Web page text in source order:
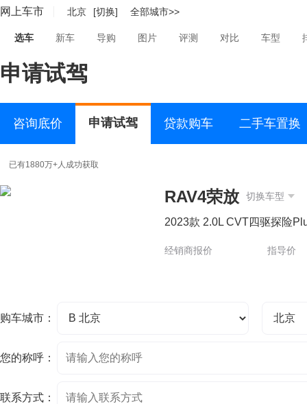
网上车市 北京 [切换] 全部城市>>
选车 新车 导购 图片 评测 对比 车型
申请试驾
咨询底价 申请试驾 贷款购车 二手车置换
已有1880万+人成功获取
RAV4荣放 切换车型
2023款 2.0L CVT四驱探险
经销商报价 指导价
购车城市：
您的称呼：
联系方式：